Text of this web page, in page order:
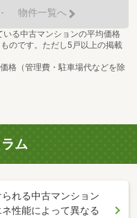
- 物件一覧へ
る中古マンションの平均価格
のです。ただし5戸以上の掲載
格（管理費・駐車場代などを除
ム
れる中古マンション
性能によって異なる